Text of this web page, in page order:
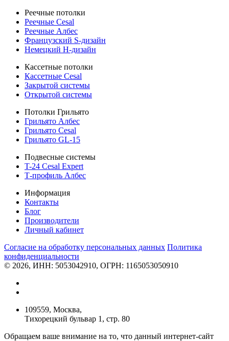
Реечные потолки
Реечные Cesal
Реечные Албес
Французский S-дизайн
Немецкий H-дизайн
Кассетные потолки
Кассетные Cesal
Закрытой системы
Открытой системы
Потолки Грильято
Грильято Албес
Грильято Cesal
Грильято GL-15
Подвесные системы
T-24 Cesal Expert
Т-профиль Албес
Информация
Контакты
Блог
Производители
Личный кабинет
Согласие на обработку персональных данных Политикa
конфиденциальности
© 2026, ИНН: 5053042910, ОГРН: 1165053050910
109559, Москва,
Тихорецкий бульвар 1, стр. 80
Обращаем ваше внимание на то, что данный интернет-сайт